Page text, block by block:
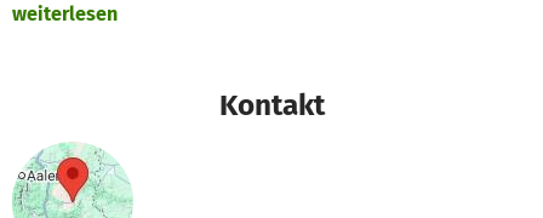
weiterlesen
Kontakt